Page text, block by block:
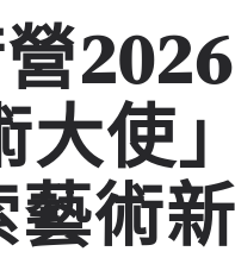
營
大使
藝術